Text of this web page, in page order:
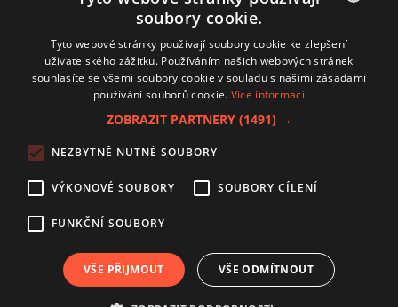
Přihlášením k newsletteru vyjadřujete svůj souhlas spodmínkami
zpracování osobních údajů.
Zásady používání souborů cookies
Autoři
Nastavení cookies
CZECH
soubory cookie.
Tyto webové stránky používají soubory cookie ke zlepšení
uživatelského zážitku. Používáním našich webových stránek
souhlasíte se všemi soubory cookie v souladu s našimi zásadami
používání souborů cookie. Více informací
ZOBRAZIT PARTNERY (1491) →
NEZBYTNĚ NUTNÉ SOUBORY
VÝKONOVÉ SOUBORY SOUBORY CÍLENÍ
FUNKČNÍ SOUBORY
VŠE PŘIJMOUT VŠE ODMÍTNOUT